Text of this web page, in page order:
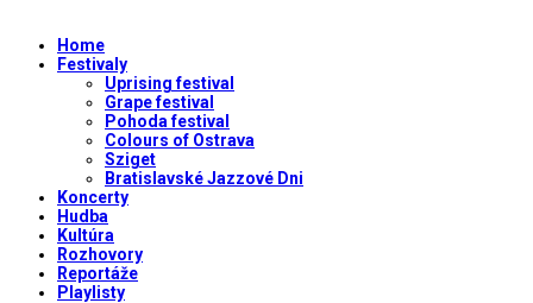
Home
Festivaly
Uprising festival
Grape festival
Pohoda festival
Colours of Ostrava
Sziget
Bratislavské Jazzové Dni
Koncerty
Hudba
Kultúra
Rozhovory
Reportáže
Playlisty